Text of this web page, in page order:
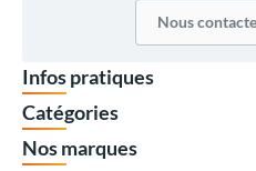
Nous
Infos pratiques
Catégories
Nos marques